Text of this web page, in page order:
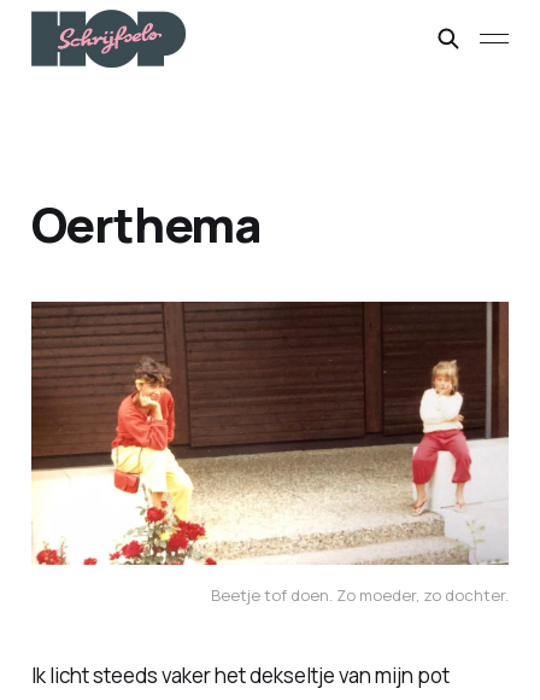
Oerthema
Beetje tof doen. Zo moeder, zo dochter.
Ik licht steeds vaker het dekseltje van mijn pot